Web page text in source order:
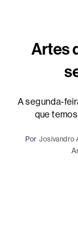
Artes
A segunda-
que
Por Josivandro